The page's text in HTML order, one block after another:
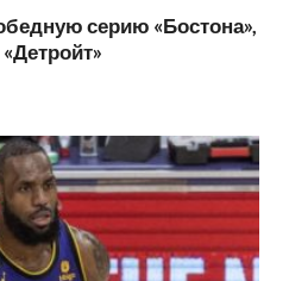
серию «Бостона»,